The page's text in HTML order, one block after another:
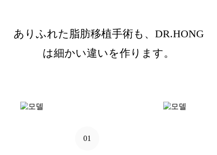
ありふれた脂肪移植手術も、DR.HONG
は細かい違いを作ります。
01